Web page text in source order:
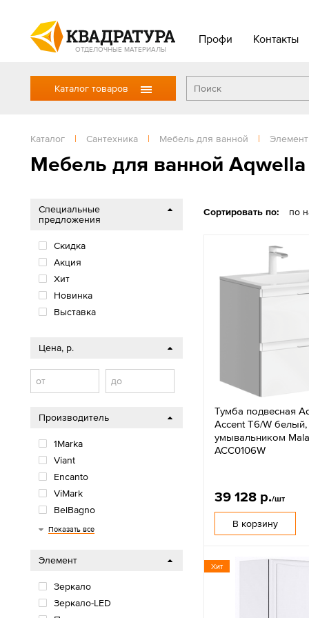
ОТДЕЛОЧНЫЕ МАТЕРИАЛЫ
Профи Контакты
Каталог товаров
Каталог | Сантехника | Мебель для ванной |
Мебель для ванной Aqwella
Сортировать по: по
Тумба подвесная
Accent T6/W белый,
умывальником
ACC0106W
39 128 р./шт
В корзину
Хит
Специальные
предложения
Скидка
Акция
Хит
Новинка
Выставка
Цена, р.
от до
Производитель
1Marka
Viant
Encanto
ViMark
BelBagno
Aquatek
Vigo
Iddis
DREJA
Aquaton
Континент
Aqwella
Показать все
Элемент
Зеркало
Зеркало-LED